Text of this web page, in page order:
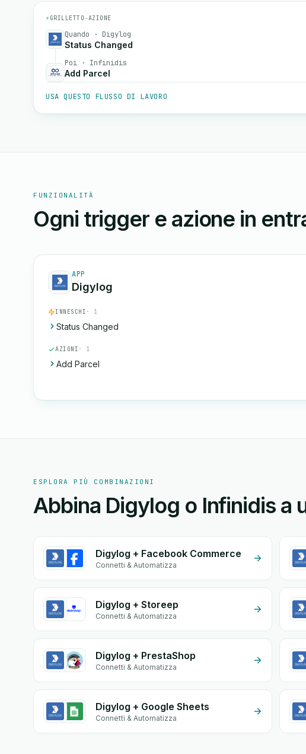
⚡ GRILLETTO→AZIONE
Quando · Digylog
Status Changed
Poi · Infinidis
Add Parcel
USA QUESTO FLUSSO DI LAVORO
FUNZIONALITÀ
Ogni trigger e azione in
APP
Digylog
INNESCHI · 1
Status Changed
AZIONI · 1
Add Parcel
ESPLORA PIÙ COMBINAZIONI
Abbina Digylog o Infinidis a
Digylog + Facebook Commerce
Connetti & Automatizza
Digylog + Storeep
Connetti & Automatizza
Digylog + PrestaShop
Connetti & Automatizza
Digylog + Google Sheets
Connetti & Automatizza